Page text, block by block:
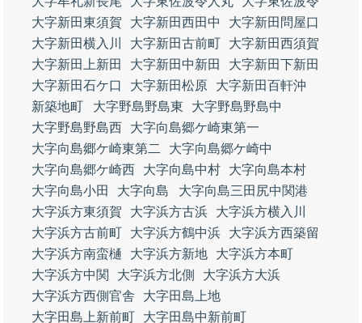
大字新田東須賀
大字新田西田中
大字新田問屋口
大字新田横入川
大字新田古前町
大字新田西須賀
大字新田上新田
大字新田中新田
大字新田下新田
大字新田石ケ口
大字新田松原
大字新田百軒沖
新築地町
大字野島野島東
大字野島野島中
大字野島野島西
大字向島郷ケ崎東第一
大字向島郷ケ崎東第二
大字向島郷ケ崎中
大字向島郷ケ崎西
大字向島中村
大字向島本村
大字向島小田
大字向島
大字向島三田尻中関港
大字浜方東須賀
大字浜方古浜
大字浜方横入川
大字浜方古前町
大字浜方鶴中浜
大字浜方西築留
大字浜方南蛮樋
大字浜方新地
大字浜方本町
大字浜方中関
大字浜方北側
大字浜方大浜
大字浜方西側官舎
大字田島上地
大字田島上新前町
大字田島中新前町